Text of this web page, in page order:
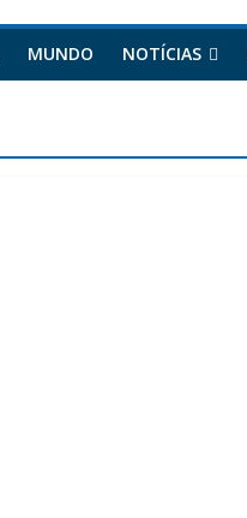
MUNDO NOTÍCIAS